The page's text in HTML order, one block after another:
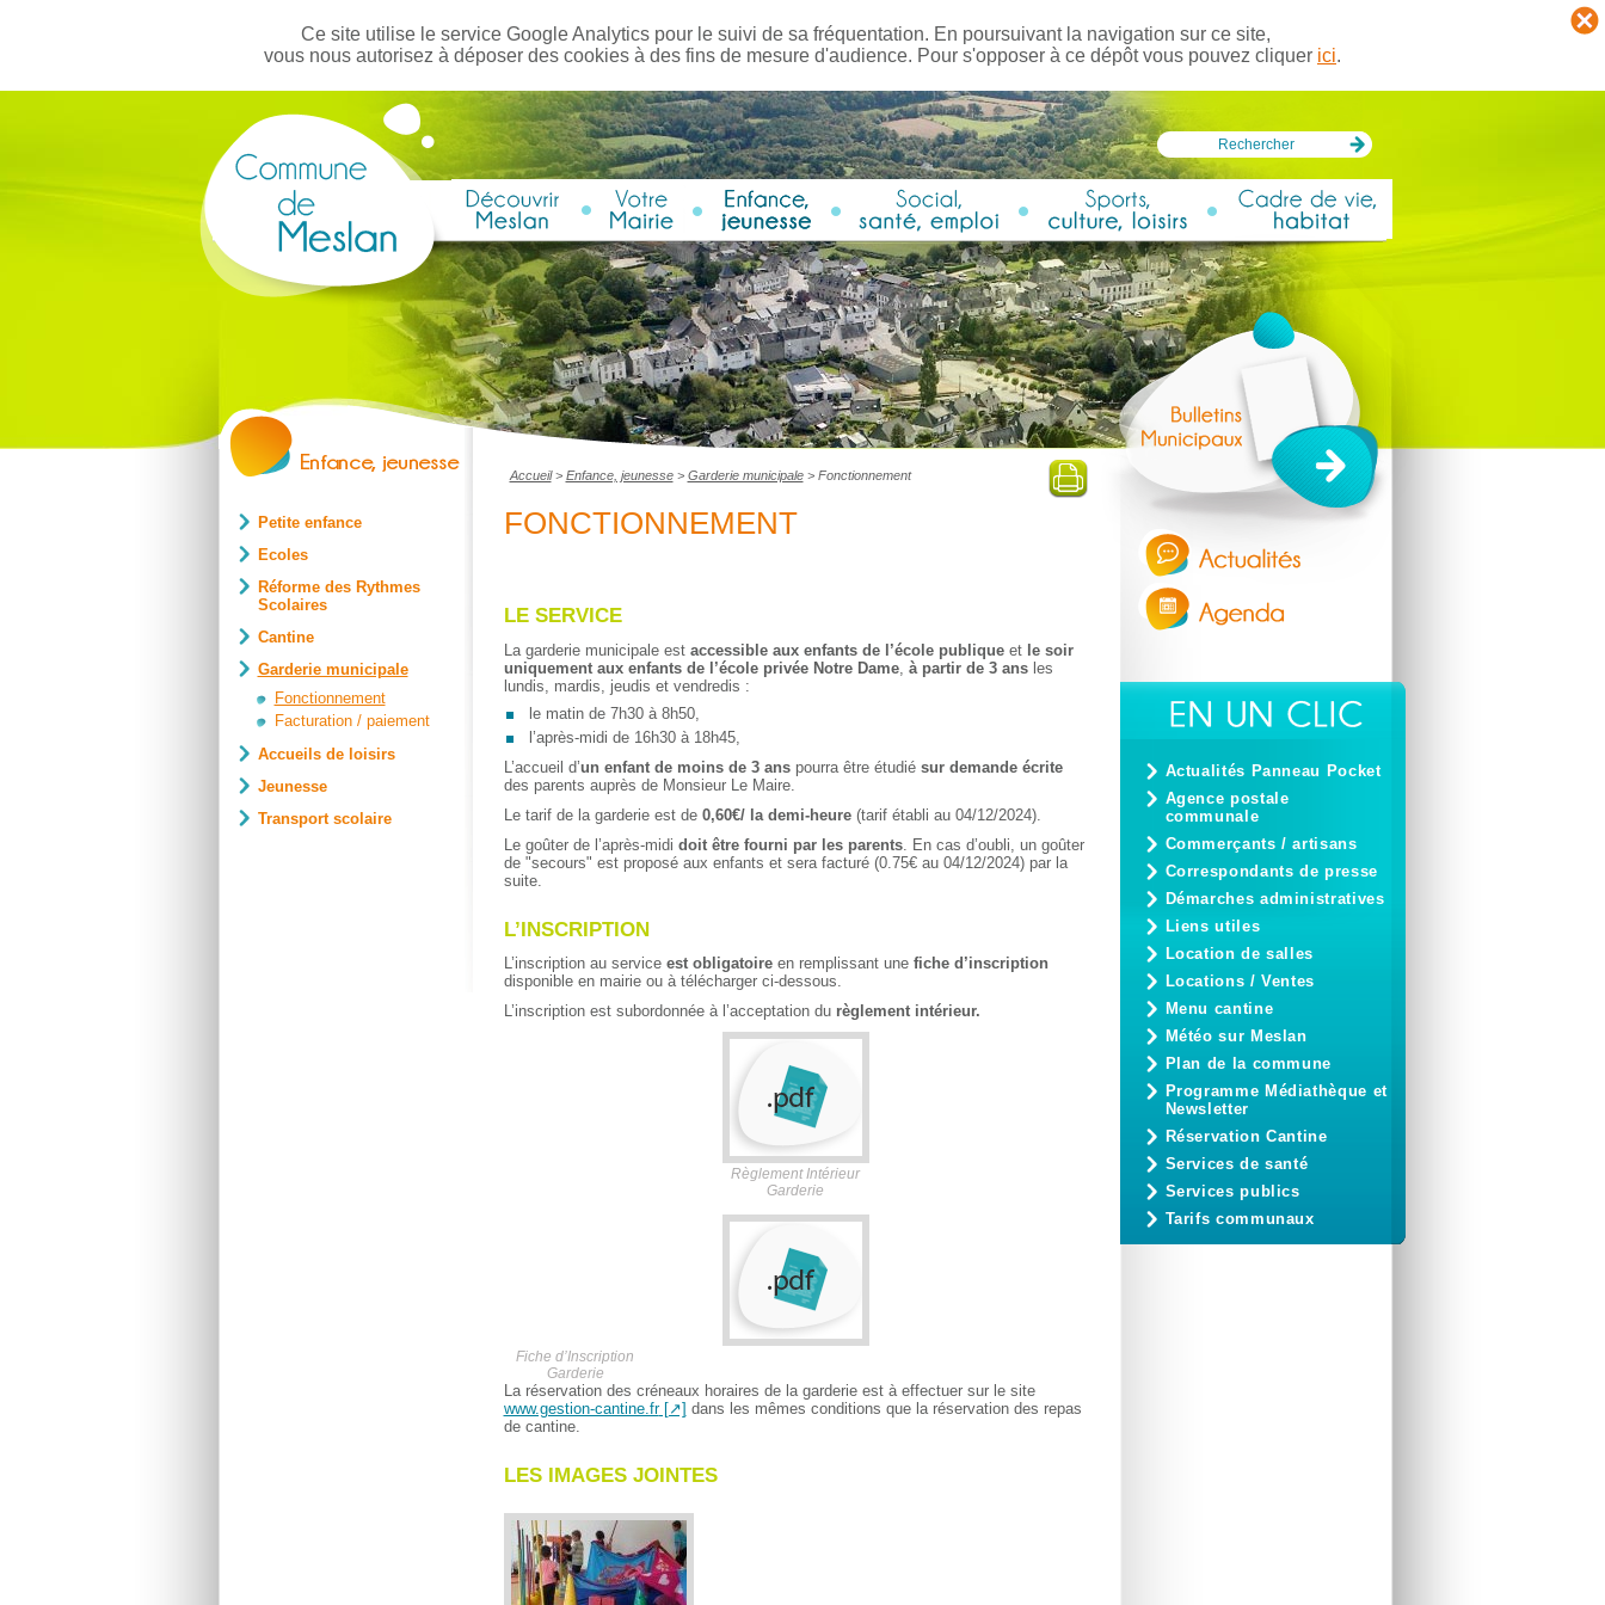
Ce site utilise le service Google Analytics pour le suivi de sa fréquentation. En poursuivant la navigation sur ce site,
vous nous autorisez à déposer des cookies à des fins de mesure d'audience. Pour s'opposer à ce dépôt vous pouvez cliquer ici.
Petite enfance
Ecoles
Réforme des Rythmes
Scolaires
Cantine
Garderie municipale
Fonctionnement
Facturation / paiement
Accueils de loisirs
Jeunesse
Transport scolaire
Accueil> Enfance, jeunesse> Garderie municipale> Fonctionnement
FONCTIONNEMENT
LE SERVICE
La garderie municipale est accessible aux enfants de l’école publiqueet le soir
uniquement aux enfants de l’école privée Notre Dame, à partir de 3 ansles
lundis, mardis, jeudis et vendredis :
le matin de 7h30 à 8h50,
l’après-midi de 16h30 à 18h45,
L’accueil d’un enfant de moins de 3 anspourra être étudié sur demande écrite
des parents auprès de Monsieur Le Maire.
Le tarif de la garderie est de 0,60€/ la demi-heure (tarif établi au 04/12/2024).
Le goûter de l’après-midi doit être fourni par les parents. En cas d’oubli, un goûter
de "secours" est proposé aux enfants et sera facturé (0.75€ au 04/12/2024) par la
suite.
L’INSCRIPTION
L’inscription au service est obligatoireen remplissant une fiche d’inscription
disponible en mairie ou à télécharger ci-dessous.
L’inscription est subordonnée à l’acceptation durèglement intérieur.
Règlement Intérieur
Garderie
Fiche d’Inscription
Garderie
La réservation des créneaux horaires de la garderie est à effectuer sur le site
www.gestion-cantine.fr
dans les mêmes conditions que la réservation des repas
de cantine.
LES IMAGES JOINTES
Actualités Panneau Pocket
Agence postale
communale
Commerçants / artisans
Correspondants de presse
Démarches administratives
Liens utiles
Location de salles
Locations / Ventes
Menu cantine
Météo sur Meslan
Plan de la commune
Programme Médiathèque et
Newsletter
Réservation Cantine
Services de santé
Services publics
Tarifs communaux